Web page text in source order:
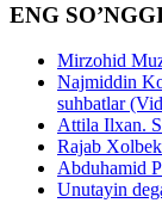
ENG
Mirzohid
Najmiddin
suhbatlar
Attila Ilxan.
Rajab
Abduhamid
Unutayin